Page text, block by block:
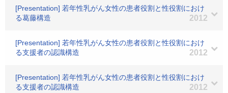
[Presentation] 若年性乳がん女性の患者役割と性役割におけ
る葛藤構造
2012
[Presentation] 若年性乳がん女性の患者役割と性役割におけ
る支援者の認識構造
2012
[Presentation] 若年性乳がん女性の患者役割と性役割におけ
る支援者の認識構造
2012